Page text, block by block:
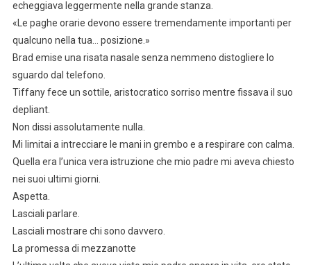
echeggiava leggermente nella grande stanza.
«Le paghe orarie devono essere tremendamente importanti per
qualcuno nella tua… posizione.»
Brad emise una risata nasale senza nemmeno distogliere lo
sguardo dal telefono.
Tiffany fece un sottile, aristocratico sorriso mentre fissava il suo
depliant.
Non dissi assolutamente nulla.
Mi limitai a intrecciare le mani in grembo e a respirare con calma.
Quella era l’unica vera istruzione che mio padre mi aveva chiesto
nei suoi ultimi giorni.
Aspetta.
Lasciali parlare.
Lasciali mostrare chi sono davvero.
La promessa di mezzanotte